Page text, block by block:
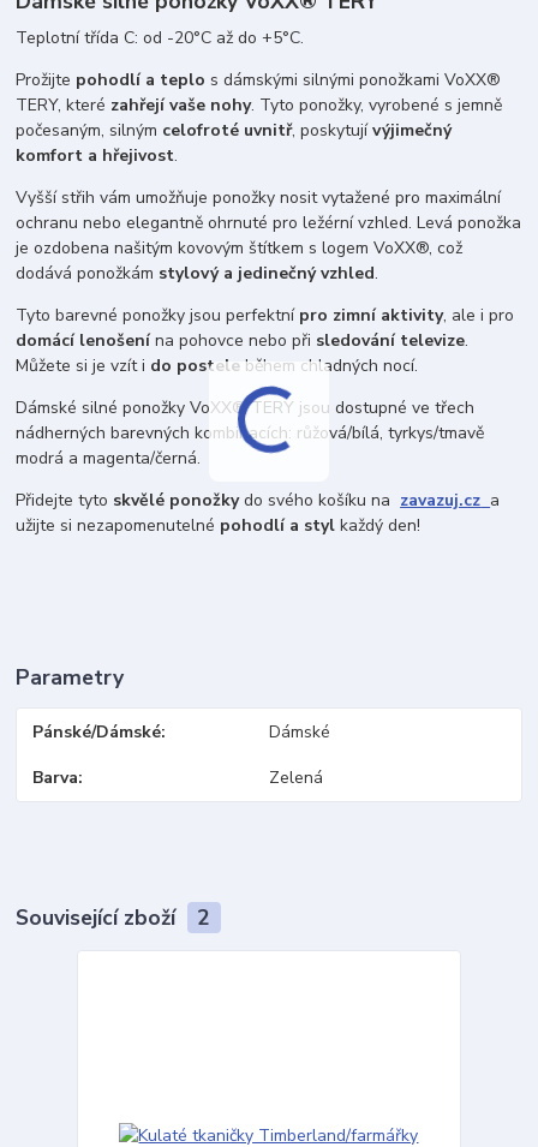
Teplotní třída C: od -20°C až do +5°C.
Prožijte pohodlí a teplo s dámskými silnými ponožkami VoXX®
TERY, které zahřejí vaše nohy. Tyto ponožky, vyrobené s jemně
počesaným, silným celofroté uvnitř, poskytujívýjimečný
komfort a hřejivost.
Vyšší střih vám umožňuje ponožky nosit vytažené pro maximální
ochranu nebo elegantně ohrnuté pro ležérní vzhled. Levá ponožka
je ozdobena našitým kovovým štítkem s logem VoXX®, což
dodává ponožkám stylový a jedinečný vzhled.
Tyto barevné ponožky jsou perfektní pro zimní aktivity, ale i pro
domácí lenošenína pohovce nebo při sledování televize.
Můžete si je vzít i do postele během chladných nocí.
Dámské silné ponožky VoXX® TERY jsou dostupné ve třech
nádherných barevných kombinacích: růžová/bílá, tyrkys/tmavě
modrá a magenta/černá.
Přidejte tyto skvělé ponožkydo svého košíku na zavazuj.cz a
užijte si nezapomenutelné pohodlí a styl každý den!
Parametry
Pánské/Dámské Dámské
Barva Zelená
Související zboží 2